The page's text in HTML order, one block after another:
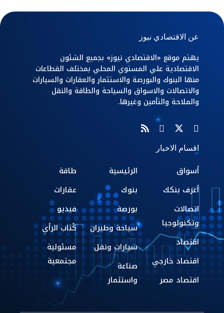
عن الاقتصادي نيوز
يهتم موقع «الاقتصادي نيوز» بجميع الشئون
الاقتصادية علي المستوي المحلي بمختلف القطاعات
منها البنوك والبورصة والاستثمار والعقارات والسيارات
والاتصالات والاسواق والسياحة والطاقة والنقل
والملاحة والتأمين وغيرها.
اقسام الاخبار
أسواق
أعرف بنكك
اتصالات
وتكنولوجيا
اقتصاد
اقتصاد خارجي
اقتصاد مصر
الرئيسية
بنوك
بورصة
سياحة وطيران
سيارات ونقل
صناعة
واستثمار
طاقة
عقارات
فيديو
كُتاب الرأي
مسئولية
مجتمعية